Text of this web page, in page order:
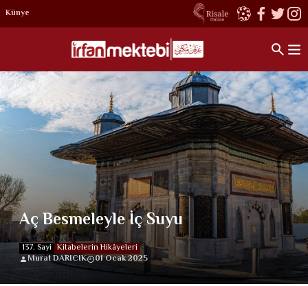
Künye
Aç Besmeleyle İç Suyu
137. Sayi Kitabelerin Hikâyeleri
Murat DARICIK
01 Ocak 2025